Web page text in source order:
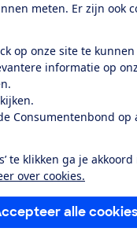
meten. Er zijn ook
op onze site te kunnen
informatie op
Consumentenbond op
te klikken ga je
over cookies.
alle cookies
Stap 1 van 2
Wie zijn we
Vacatures
Werken bij